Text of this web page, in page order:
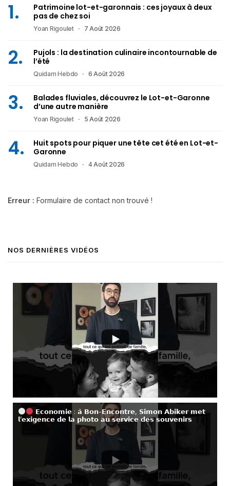
Patrimoine lot-et-garonnais : ces joyaux à deux
pas de chez soi
Yoan Rigoulet 7 Août 2026
Pujols : la destination culinaire incontournable de
l’été
Quidam Hebdo 6 Août 2026
Balades fluviales, découvrez le Lot-et-Garonne
d’une autre manière
Yoan Rigoulet 5 Août 2026
Huit spots pour piquer une tête cet été en Lot-et-
Garonne
Quidam Hebdo 4 Août 2026
Erreur : Formulaire de contact non trouvé !
NOS DERNIÈRES VIDÉOS
𝗘𝗰𝗼𝗻𝗼𝗺𝗶𝗲 : 𝗮̀ 𝗕𝗼𝗻-𝗘𝗻𝗰𝗼𝗻𝘁𝗿𝗲, 𝗦𝗶𝗺𝗼𝗻 𝗔𝗯𝗶𝗸𝗲𝗿 𝗺𝗲𝘁
𝗹’𝗲𝘅𝗶𝗴𝗲𝗻𝗰𝗲 𝗱𝗲 𝗹𝗮 𝗽𝗵𝗼𝘁𝗼 𝗮𝘂 𝘀𝗲𝗿𝘃𝗶𝗰𝗲 𝗱𝗲𝘀 𝘀𝗼𝘂𝘃𝗲𝗻𝗶𝗿𝘀